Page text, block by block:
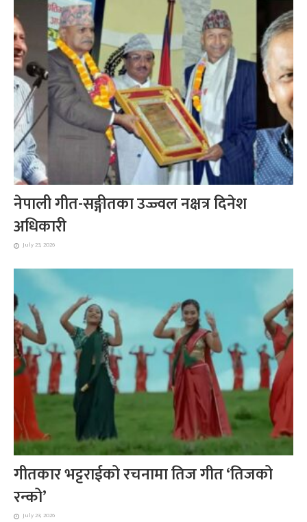
नेपाली गीत-सङ्गीतका उज्ज्वल नक्षत्र दिनेश
अधिकारी
July 23, 2026
गीतकार भट्टराईको रचनामा तिज गीत ‘तिजको
रन्को’
July 23, 2026